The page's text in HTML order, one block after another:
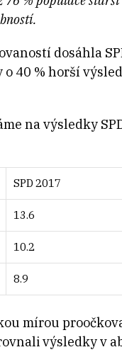
dosáhla
40 % horší
na výsledky
SPD 2017
13.6
10.2
8.9
mírou
výsledky v